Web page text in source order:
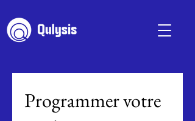
Programmer votre